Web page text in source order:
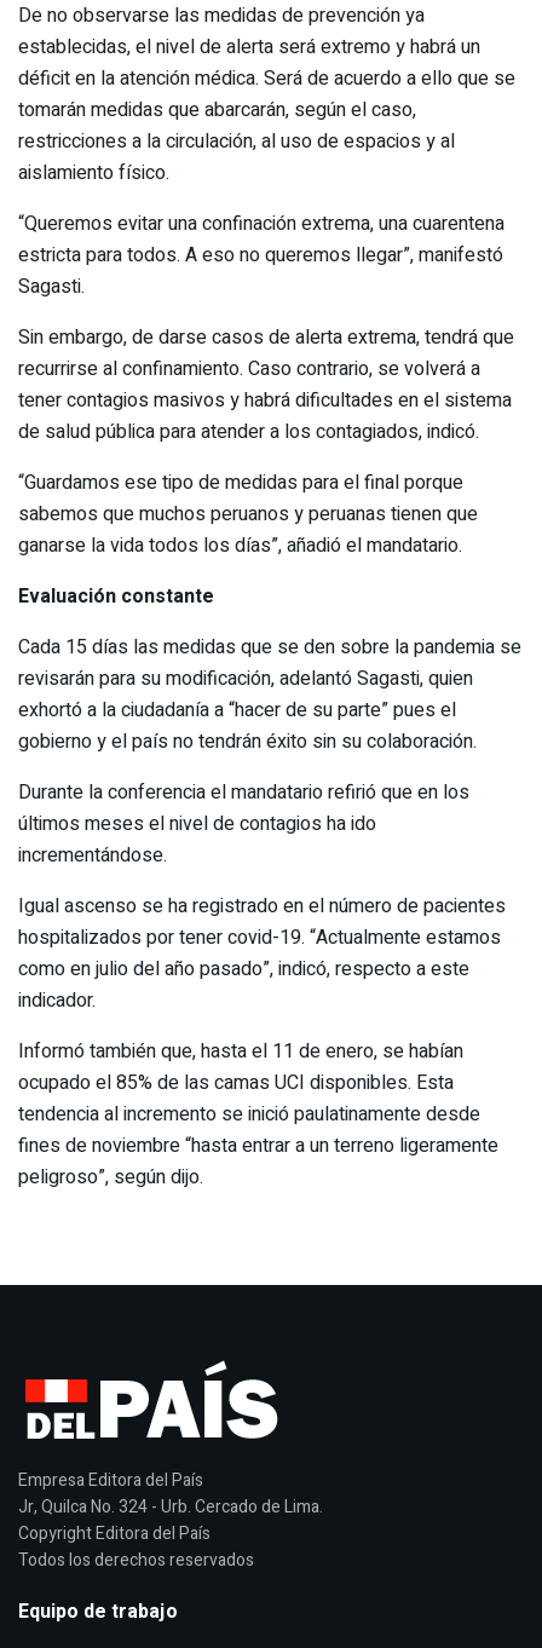
De no observarse las medidas de prevención ya
establecidas, el nivel de alerta será extremo y habrá un
déficit en la atención médica. Será de acuerdo a ello que se
tomarán medidas que abarcarán, según el caso,
restricciones a la circulación, al uso de espacios y al
aislamiento físico.
“Queremos evitar una confinación extrema, una cuarentena
estricta para todos. A eso no queremos llegar”, manifestó
Sagasti.
Sin embargo, de darse casos de alerta extrema, tendrá que
recurrirse al confinamiento. Caso contrario, se volverá a
tener contagios masivos y habrá dificultades en el sistema
de salud pública para atender a los contagiados, indicó.
“Guardamos ese tipo de medidas para el final porque
sabemos que muchos peruanos y peruanas tienen que
ganarse la vida todos los días”, añadió el mandatario.
Evaluación constante
Cada 15 días las medidas que se den sobre la pandemia se
revisarán para su modificación, adelantó Sagasti, quien
exhortó a la ciudadanía a “hacer de su parte” pues el
gobierno y el país no tendrán éxito sin su colaboración.
Durante la conferencia el mandatario refirió que en los
últimos meses el nivel de contagios ha ido
incrementándose.
Igual ascenso se ha registrado en el número de pacientes
hospitalizados por tener covid-19. “Actualmente estamos
como en julio del año pasado”, indicó, respecto a este
indicador.
Informó también que, hasta el 11 de enero, se habían
ocupado el 85% de las camas UCI disponibles. Esta
tendencia al incremento se inició paulatinamente desde
fines de noviembre “hasta entrar a un terreno ligeramente
peligroso”, según dijo.
Empresa Editora del País
Jr, Quilca No. 324 - Urb. Cercado de Lima.
Copyright Editora del País
Todos los derechos reservados
Equipo de trabajo